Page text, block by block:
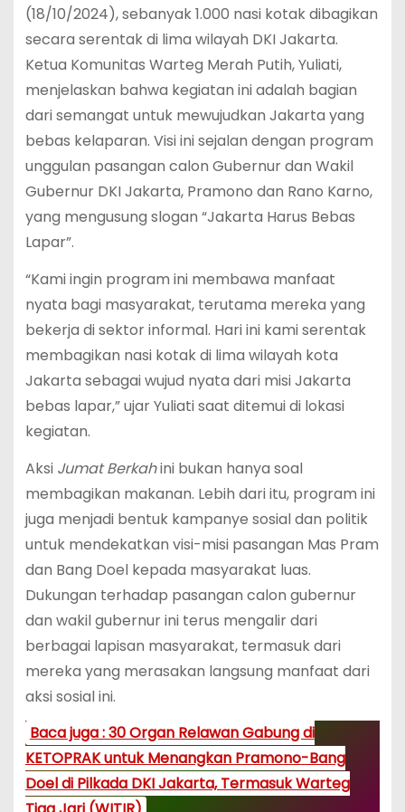
(18/10/2024), sebanyak 1.000 nasi kotak dibagikan
secara serentak di lima wilayah DKI Jakarta.
Ketua Komunitas Warteg Merah Putih, Yuliati,
menjelaskan bahwa kegiatan ini adalah bagian
dari semangat untuk mewujudkan Jakarta yang
bebas kelaparan. Visi ini sejalan dengan program
unggulan pasangan calon Gubernur dan Wakil
Gubernur DKI Jakarta, Pramono dan Rano Karno,
yang mengusung slogan “Jakarta Harus Bebas
Lapar”.
“Kami ingin program ini membawa manfaat
nyata bagi masyarakat, terutama mereka yang
bekerja di sektor informal. Hari ini kami serentak
membagikan nasi kotak di lima wilayah kota
Jakarta sebagai wujud nyata dari misi Jakarta
bebas lapar,” ujar Yuliati saat ditemui di lokasi
kegiatan.
Aksi Jumat Berkahini bukan hanya soal
membagikan makanan. Lebih dari itu, program ini
juga menjadi bentuk kampanye sosial dan politik
untuk mendekatkan visi-misi pasangan Mas Pram
dan Bang Doel kepada masyarakat luas.
Dukungan terhadap pasangan calon gubernur
dan wakil gubernur ini terus mengalir dari
berbagai lapisan masyarakat, termasuk dari
mereka yang merasakan langsung manfaat dari
aksi sosial ini.
Baca juga : 30 Organ Relawan Gabung di
KETOPRAK untuk Menangkan Pramono-Bang
Doel di Pilkada DKI Jakarta, Termasuk Warteg